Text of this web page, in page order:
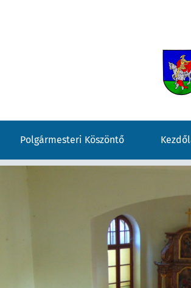
Polgármesteri Köszöntő